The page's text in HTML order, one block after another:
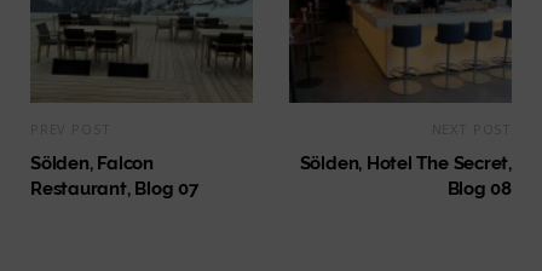
Sölden, Falcon
Restaurant, Blog 07
Sölden, Hotel The Secret,
Blog 08